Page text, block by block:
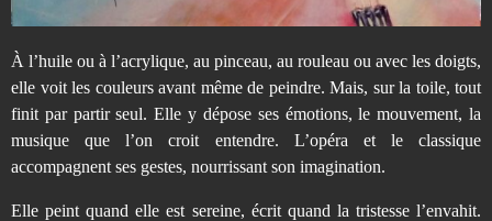
À l’huile ou à l’acrylique, au pinceau, au rouleau ou avec les doigts,
elle voit les couleurs avant même de peindre. Mais, sur la toile, tout
finit par partir seul. Elle y dépose ses émotions, le mouvement, la
musique que l’on croit entendre. L’opéra et le classique
accompagnent ses gestes, nourrissant son imagination.
Elle peint quand elle est sereine, écrit quand la tristesse l’envahit.